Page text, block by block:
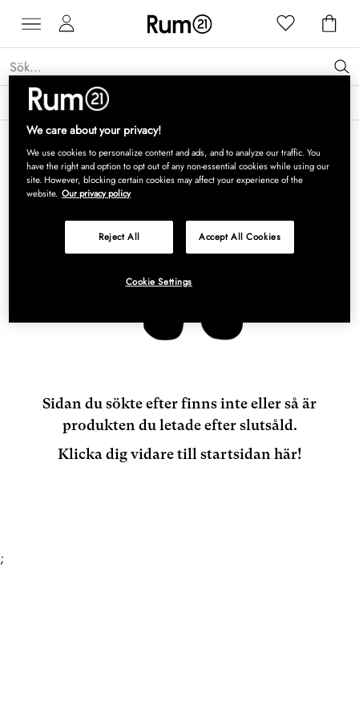
Få 15 % rabatt på Grythyttan Stålmöbler* →
Sidan du sökte efter finns inte eller så är
produkten du letade efter slutsåld.
Klicka dig vidare till startsidan här!
;
We care about your privacy!
We use cookies to personalize content and ads, and to analyze our traffic. You
have the right and option to opt out of any non-essential cookies while using our
site. However, blocking certain cookies may affect your experience of the
website. Our privacy policy
Reject All Accept All Cookies
Cookie Settings